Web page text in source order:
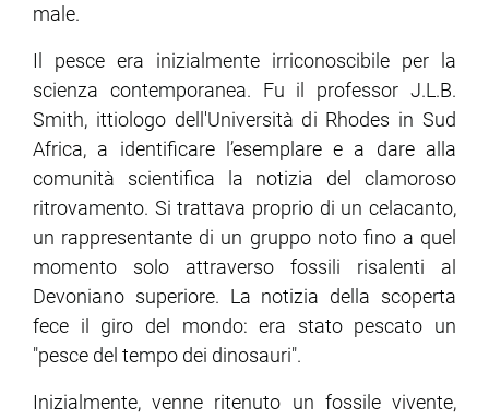
male.
Il pesce era inizialmente irriconoscibile per la
scienza contemporanea. Fu il professor J.L.B.
Smith, ittiologo dell'Università di Rhodes in Sud
Africa, a identificare l’esemplare e a dare alla
comunità scientifica la notizia del clamoroso
ritrovamento. Si trattava proprio di un celacanto,
un rappresentante di un gruppo noto fino a quel
momento solo attraverso fossili risalenti al
Devoniano superiore. La notizia della scoperta
fece il giro del mondo: era stato pescato un
"pesce del tempo dei dinosauri".
Inizialmente, venne ritenuto un fossile vivente,